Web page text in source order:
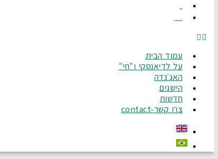
עמוד הבית
על לדיאנסקי ו"חי"
האג׳נדה
הישגים
חדשות
צרו קשר-contact